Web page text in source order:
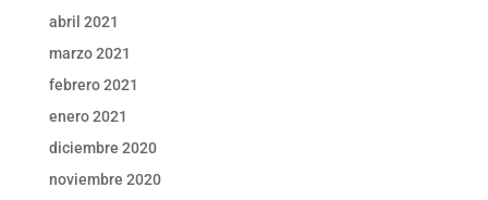
abril 2021
marzo 2021
febrero 2021
enero 2021
diciembre 2020
noviembre 2020